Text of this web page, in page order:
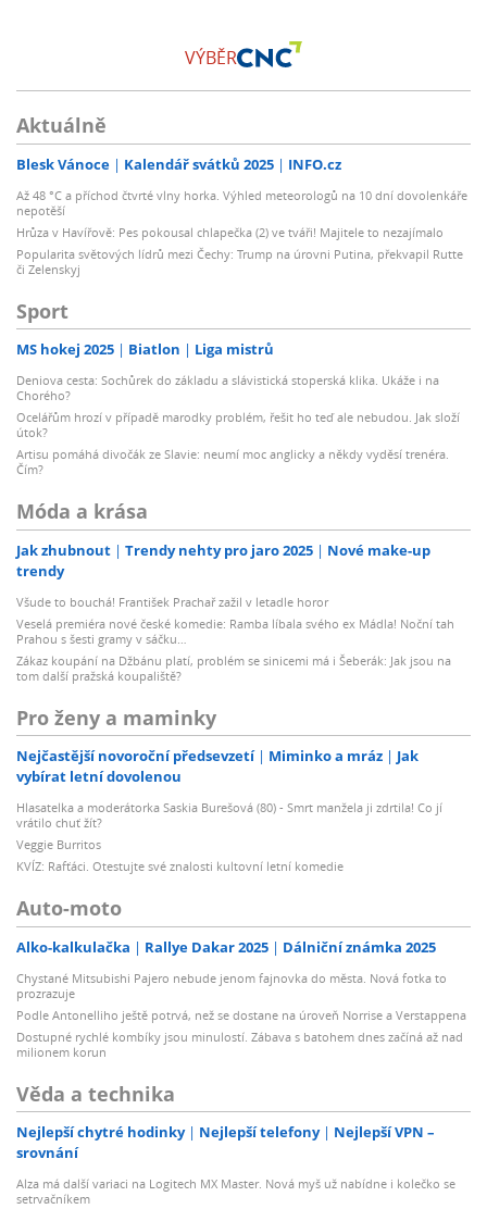
VÝBĚR
Aktuálně
Blesk Vánoce Kalendář svátků 2025 INFO.cz
Až 48 °C a příchod čtvrté vlny horka. Výhled meteorologů na 10 dní dovolenkáře
nepotěší
Hrůza v Havířově: Pes pokousal chlapečka (2) ve tváři! Majitele to nezajímalo
Popularita světových lídrů mezi Čechy: Trump na úrovni Putina, překvapil Rutte
či Zelenskyj
Sport
MS hokej 2025 Biatlon Liga mistrů
Deniova cesta: Sochůrek do základu a slávistická stoperská klika. Ukáže i na
Chorého?
Ocelářům hrozí v případě marodky problém, řešit ho teď ale nebudou. Jak složí
útok?
Artisu pomáhá divočák ze Slavie: neumí moc anglicky a někdy vyděsí trenéra.
Čím?
Móda a krása
Jak zhubnout Trendy nehty pro jaro 2025
Nové make-up
trendy
Všude to bouchá! František Prachař zažil v letadle horor
Veselá premiéra nové české komedie: Ramba líbala svého ex Mádla! Noční tah
Prahou s šesti gramy v sáčku…
Zákaz koupání na Džbánu platí, problém se sinicemi má i Šeberák: Jak jsou na
tom další pražská koupaliště?
Pro ženy a maminky
Nejčastější novoroční předsevzetí Miminko a mráz
Jak
vybírat letní dovolenou
Hlasatelka a moderátorka Saskia Burešová (80) - Smrt manžela ji zdrtila! Co jí
vrátilo chuť žít?
Veggie Burritos
KVÍZ: Rafťáci. Otestujte své znalosti kultovní letní komedie
Auto-moto
Alko-kalkulačka Rallye Dakar 2025 Dálniční známka 2025
Chystané Mitsubishi Pajero nebude jenom fajnovka do města. Nová fotka to
prozrazuje
Podle Antonelliho ještě potrvá, než se dostane na úroveň Norrise a Verstappena
Dostupné rychlé kombíky jsou minulostí. Zábava s batohem dnes začíná až nad
milionem korun
Věda a technika
Nejlepší chytré hodinky Nejlepší telefony
Nejlepší VPN –
srovnání
Alza má další variaci na Logitech MX Master. Nová myš už nabídne i kolečko se
setrvačníkem